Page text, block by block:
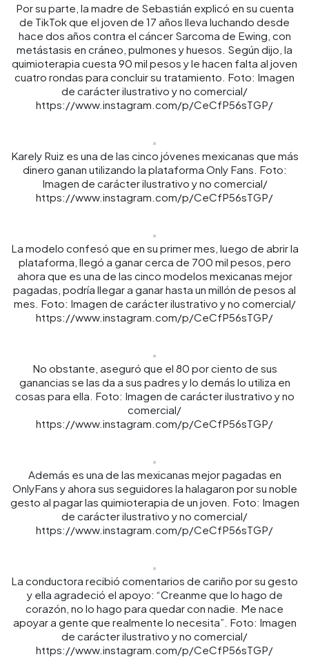
Por su parte, la madre de Sebastián explicó en su cuenta
de TikTok que el joven de 17 años lleva luchando desde
hace dos años contra el cáncer Sarcoma de Ewing, con
metástasis en cráneo, pulmones y huesos. Según dijo, la
quimioterapia cuesta 90 mil pesos y le hacen falta al joven
cuatro rondas para concluir su tratamiento. Foto: Imagen
de carácter ilustrativo y no comercial/
https://www.instagram.com/p/CeCfP56sTGP/
Karely Ruiz es una de las cinco jóvenes mexicanas que más
dinero ganan utilizando la plataforma Only Fans. Foto:
Imagen de carácter ilustrativo y no comercial/
https://www.instagram.com/p/CeCfP56sTGP/
La modelo confesó que en su primer mes, luego de abrir la
plataforma, llegó a ganar cerca de 700 mil pesos, pero
ahora que es una de las cinco modelos mexicanas mejor
pagadas, podría llegar a ganar hasta un millón de pesos al
mes. Foto: Imagen de carácter ilustrativo y no comercial/
https://www.instagram.com/p/CeCfP56sTGP/
No obstante, aseguró que el 80 por ciento de sus
ganancias se las da a sus padres y lo demás lo utiliza en
cosas para ella. Foto: Imagen de carácter ilustrativo y no
comercial/
https://www.instagram.com/p/CeCfP56sTGP/
Además es una de las mexicanas mejor pagadas en
OnlyFans y ahora sus seguidores la halagaron por su noble
gesto al pagar las quimioterapia de un joven. Foto: Imagen
de carácter ilustrativo y no comercial/
https://www.instagram.com/p/CeCfP56sTGP/
La conductora recibió comentarios de cariño por su gesto
y ella agradeció el apoyo: “Creanme que lo hago de
corazón, no lo hago para quedar con nadie. Me nace
apoyar a gente que realmente lo necesita”. Foto: Imagen
de carácter ilustrativo y no comercial/
https://www.instagram.com/p/CeCfP56sTGP/